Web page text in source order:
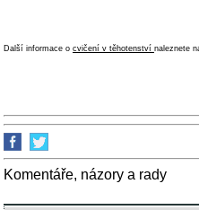
Další informace o cvičení v těhotenství naleznete
Komentáře, názory a rady